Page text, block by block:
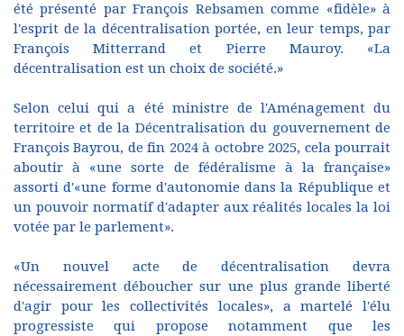
été présenté par François Rebsamen comme «fidèle» à
l'esprit de la décentralisation portée, en leur temps, par
François Mitterrand et Pierre Mauroy. «La
décentralisation est un choix de société.»
Selon celui qui a été ministre de l'Aménagement du
territoire et de la Décentralisation du gouvernement de
François Bayrou, de fin 2024 à octobre 2025, cela pourrait
aboutir à «une sorte de fédéralisme à la française»
assorti d'«une forme d'autonomie dans la République et
un pouvoir normatif d'adapter aux réalités locales la loi
votée par le parlement».
«Un nouvel acte de décentralisation devra
nécessairement déboucher sur une plus grande liberté
d'agir pour les collectivités locales», a martelé l'élu
progressiste qui propose notamment que les